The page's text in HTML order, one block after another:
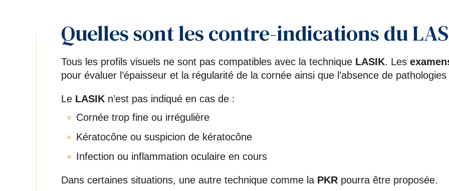
Quelles sont les contre-indications du
Tous les profils visuels ne sont pas compatibles avec la technique LASIK. Les
pour évaluer l’épaisseur et la régularité de la cornée ainsi que l’absence de
Le LASIK n’est pas indiqué en cas de :
Cornée trop fine ou irrégulière
Kératocône ou suspicion de kératocône
Infection ou inflammation oculaire en cours
Dans certaines situations, une autre technique comme la PKR pourra être proposée.